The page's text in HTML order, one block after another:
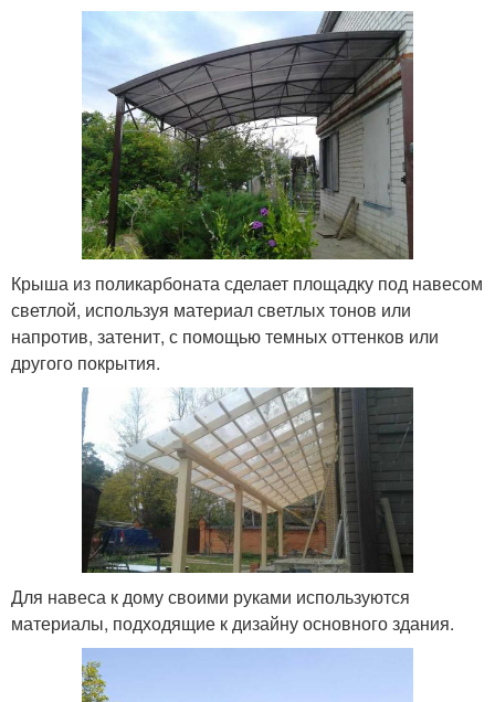
Крыша из поликарбоната сделает площадку под навесом
светлой, используя материал светлых тонов или
напротив, затенит, с помощью темных оттенков или
другого покрытия.
Для навеса к дому своими руками используются
материалы, подходящие к дизайну основного здания.